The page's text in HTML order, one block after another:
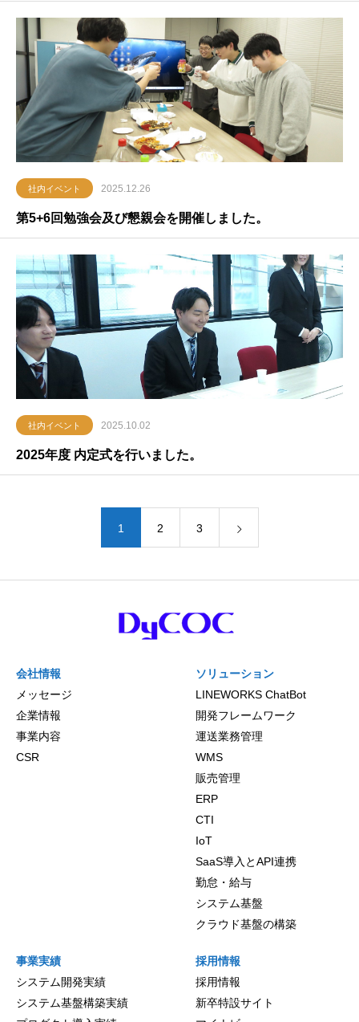
社内イベント 2025.12.26
第5+6回勉強会及び懇親会を開催しました。
社内イベント 2025.10.02
2025年度 内定式を行いました。
1 2 3
会社情報
メッセージ
企業情報
事業内容
CSR
ソリューション
LINEWORKS ChatBot
開発フレームワーク
運送業務管理
WMS
販売管理
ERP
CTI
IoT
SaaS導入とAPI連携
勤怠・給与
システム基盤
クラウド基盤の構築
事業実績
システム開発実績
システム基盤構築実績
採用情報
採用情報
新卒特設サイト